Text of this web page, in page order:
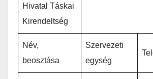
Hivatal Táskai
Kirendeltség
Név,
beosztása
Szervezeti
egység